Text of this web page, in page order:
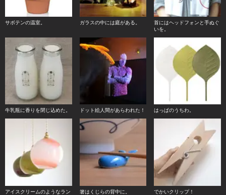
サボテンの温室。 ガラスの中には庭がある。
首にはヘッドフォンと手ぬぐ
いを。
牛乳瓶に香りを閉じ込めた。 ドット絵人間があらわれた！ はっぱのうちわ。
アイスクリームのようなラン
箸はくじらの背中に。 でかいクリップ！